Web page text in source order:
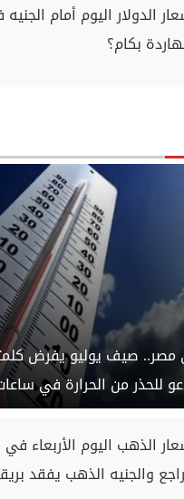
الدولار اليوم أمام
بكام؟
صيف يوليو يفرض
للحذر من الحرارة في
والجنيه الذهب يفقد